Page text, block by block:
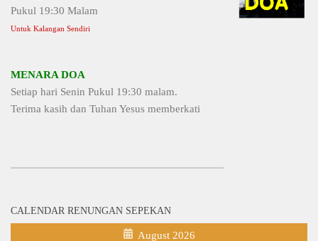
Pukul 19:30 Malam
Untuk Kalangan Sendiri
MENARA DOA
Setiap hari Senin Pukul 19:30 malam.
Terima kasih dan Tuhan Yesus memberkati
CALENDAR RENUNGAN SEPEKAN
August 2026